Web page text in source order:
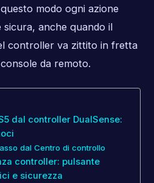
modo ogni azione
anche quando il
controller va zittito in fretta
da remoto.
dal controller DualSense:
dal Centro di controllo
controller: pulsante
e sicurezza